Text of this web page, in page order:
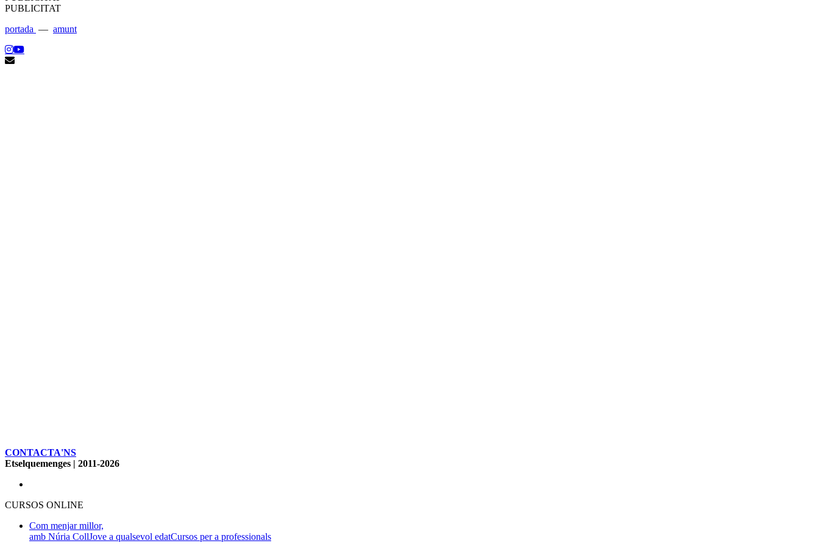
PUBLICITAT
portada — amunt
CONTACTA'NS
Etselquemenges | 2011-2026
CURSOS ONLINE
Com menjar millor,
amb Núria CollJove a qualsevol edatCursos per a professionals